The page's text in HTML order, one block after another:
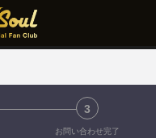
3
お問い合わせ完了